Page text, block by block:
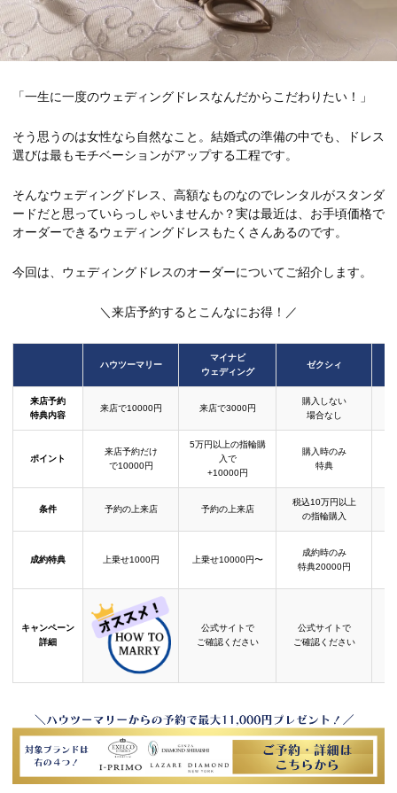
「一生に一度のウェディングドレスなんだからこだわりたい！」
そう思うのは女性なら自然なこと。結婚式の準備の中でも、ドレス
選びは最もモチベーションがアップする工程です。
そんなウェディングドレス、高額なものなのでレンタルがスタンダ
ードだと思っていらっしゃいませんか？実は最近は、お手頃価格で
オーダーできるウェディングドレスもたくさんあるのです。
今回は、ウェディングドレスのオーダーについてご紹介します。
＼来店予約するとこんなにお得！／
ハウツーマリー
マイナビ
ウェディング
ゼクシィ
来店予約
特典内容
来店で10000円 来店で3000円
購入しない
場合なし
ポイント
来店予約だけ
で10000円
5万円以上の指輪購
入で
+10000円
購入時のみ
特典
条件 予約の上来店 予約の上来店
税込10万円以上
の指輪購入
成約特典 上乗せ1000円 上乗せ10000円〜
成約時のみ
特典20000円
キャンペーン
詳細
公式サイトで
ご確認ください
公式サイトで
ご確認ください